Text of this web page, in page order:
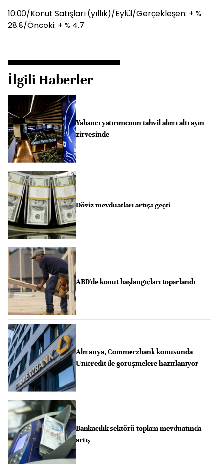
10:00/Konut Satışları (yıllık)/Eylül/Gerçekleşen: + %
28.8/Önceki: + % 4.7
İlgili Haberler
Yabancı yatırımcının tahvil alımı altı ayın
zirvesinde
Döviz mevduatları artışa geçti
ABD'de konut başlangıçları toparlandı
Almanya, Commerzbank konusunda
Unicredit ile görüşmelere hazırlanıyor
Bankacılık sektörü toplam mevduatında
artış